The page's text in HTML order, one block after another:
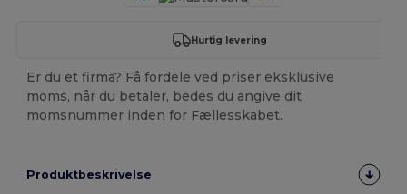
Hurtig levering
Er du et firma? Få fordele ved priser eksklusive
moms, når du betaler, bedes du angive dit
momsnummer inden for Fællesskabet.
Produktbeskrivelse